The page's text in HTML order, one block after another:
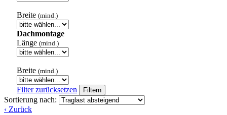
Breite (mind.)
Dachmontage
Länge (mind.)
Breite (mind.)
Filter zurücksetzen Filtern
Sortierung nach:
‹ Zurück